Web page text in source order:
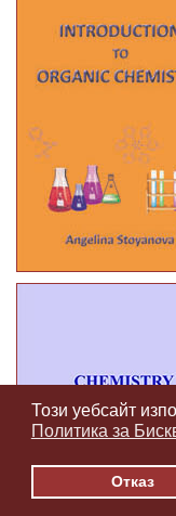
Този уебсайт
Политика за
Отказ